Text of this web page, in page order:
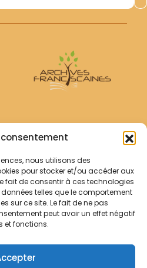
consentement
nous utilisons des
pour stocker et/ou accéder aux
fait de consentir à ces technologies
telles que le comportement
sur ce site. Le fait de ne pas
peut avoir un effet négatif
et fonctions.